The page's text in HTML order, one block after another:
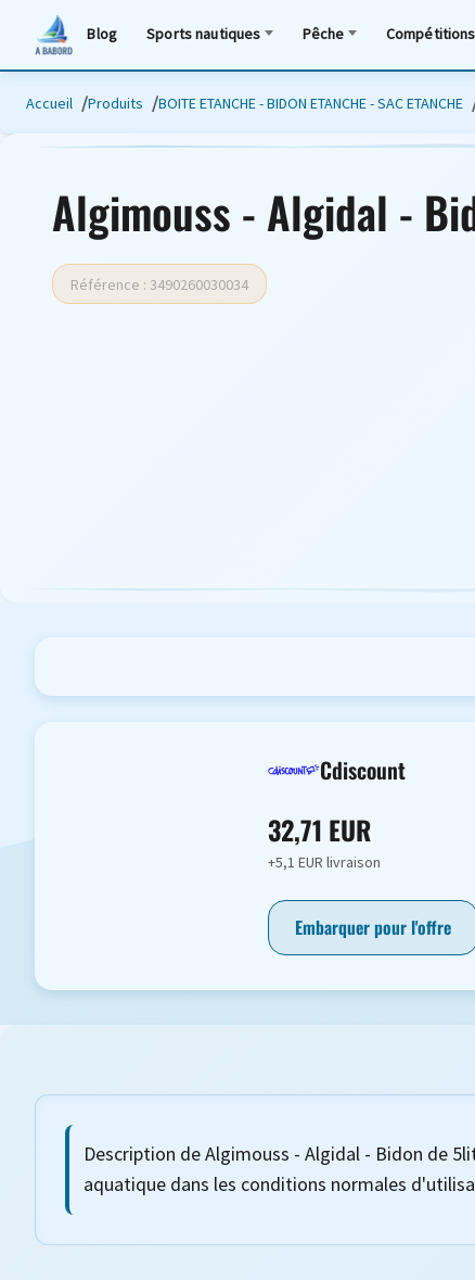
Blog Sports nautiques Pêche Compétitions
Accueil Produits BOITE ETANCHE - BIDON ETANCHE - SAC ETANCHE
Algimouss - Algidal -
Référence : 3490260030034
Cdiscount
32,71 EUR
+5,1 EUR livraison
Embarquer pour l'offre
Description de Algimouss - Algidal - Bidon de
aquatique dans les conditions normales